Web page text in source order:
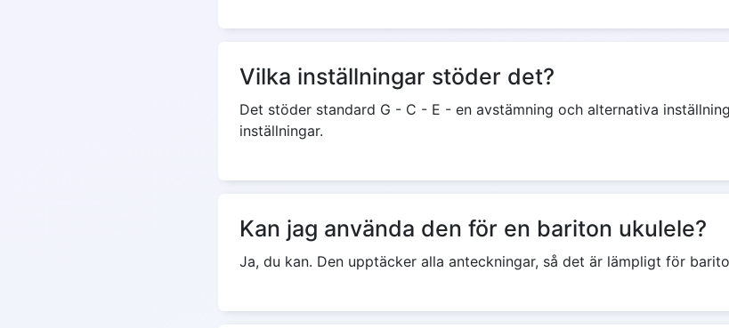
Vilka inställningar stöder det?
Det stöder standard G - C - E - en avstämning och alternativa
inställningar.
Kan jag använda den för en bariton ukulele?
Ja, du kan. Den upptäcker alla anteckningar, så det är lämpligt för